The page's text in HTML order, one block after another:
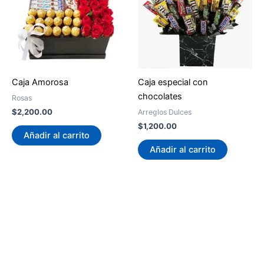
Caja Amorosa
Rosas
$2,200.00
Añadir al carrito
Caja especial con
chocolates
Arreglos Dulces
$1,200.00
Añadir al carrito